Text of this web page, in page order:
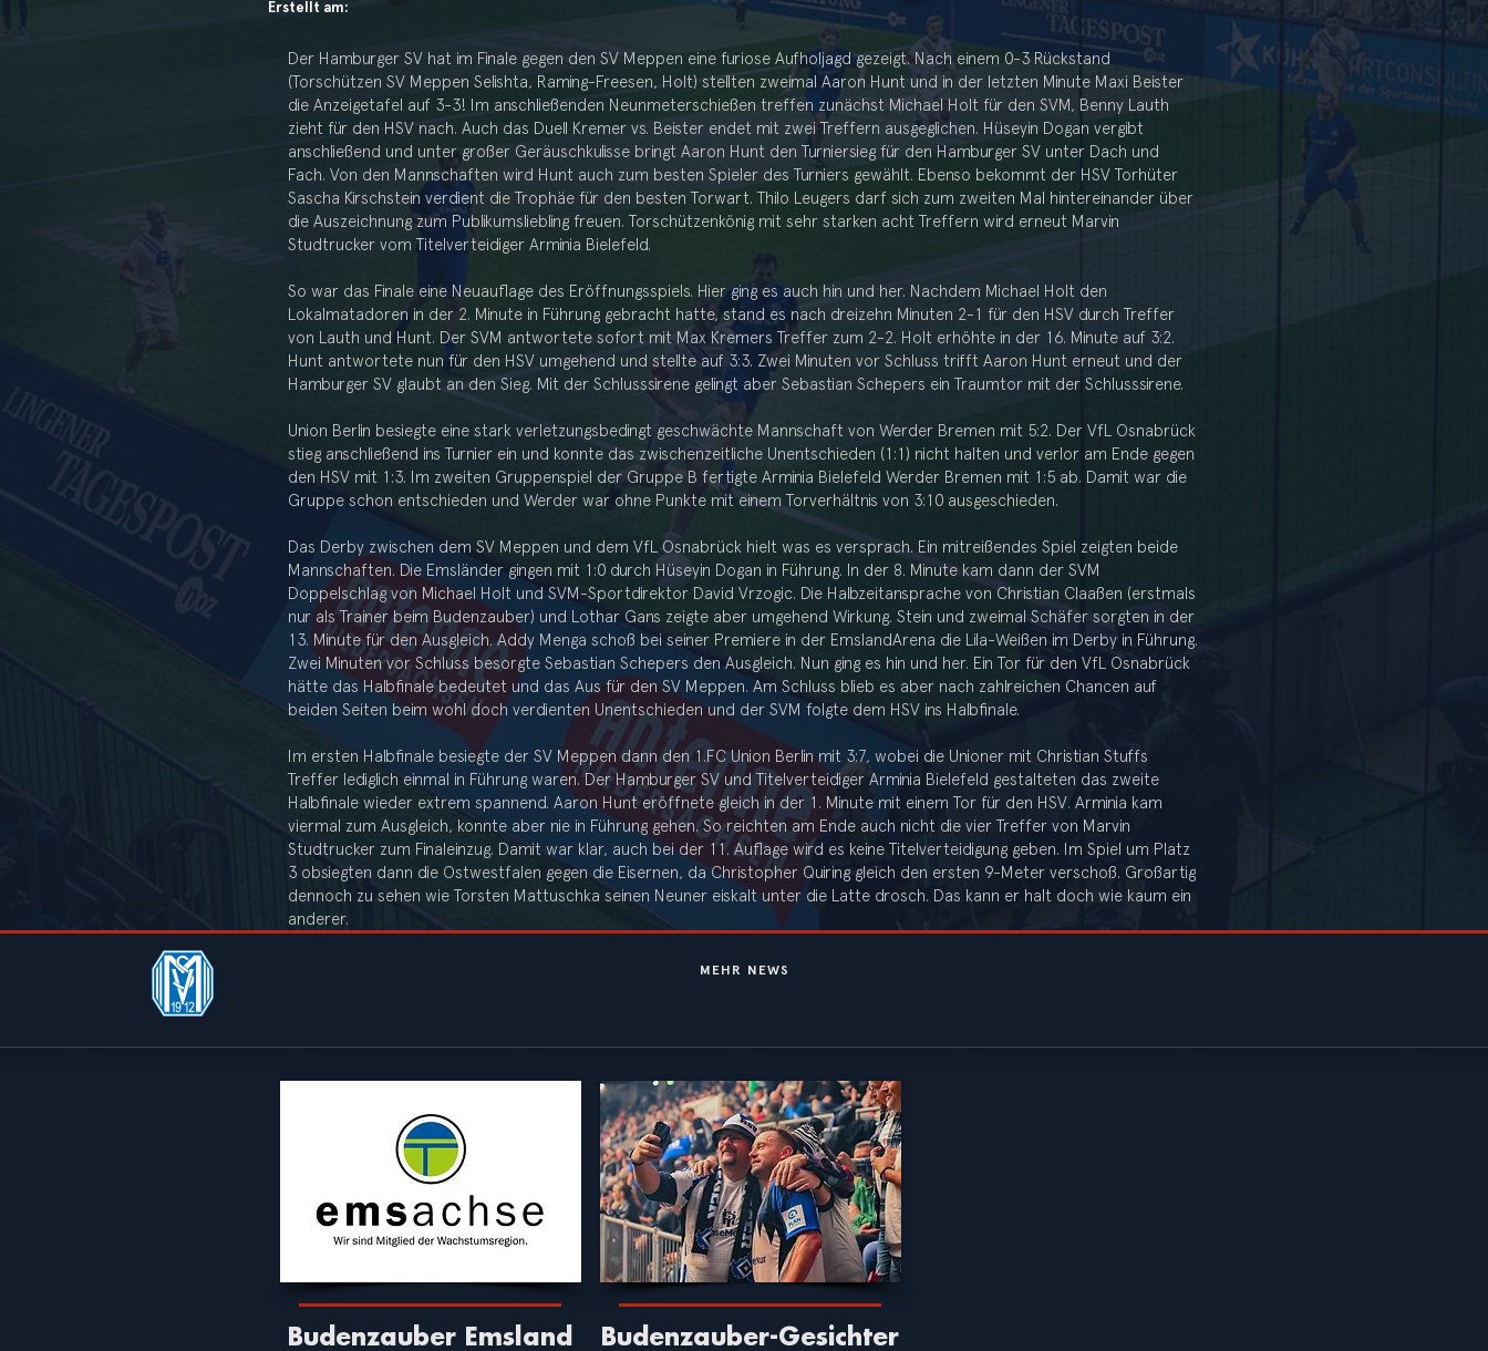
Erstellt am:
Der Hamburger SV hat im Finale gegen den SV Meppen eine furiose Aufholjagd gezeigt. Nach einem 0-3 Rückstand
(Torschützen SV Meppen Selishta, Raming-Freesen, Holt) stellten zweimal Aaron Hunt und in der letzten Minute Maxi Beister
die Anzeigetafel auf 3-3! Im anschließenden Neunmeterschießen treffen zunächst Michael Holt für den SVM, Benny Lauth
zieht für den HSV nach. Auch das Duell Kremer vs. Beister endet mit zwei Treffern ausgeglichen. Hüseyin Dogan vergibt
anschließend und unter großer Geräuschkulisse bringt Aaron Hunt den Turniersieg für den Hamburger SV unter Dach und
Fach. Von den Mannschaften wird Hunt auch zum besten Spieler des Turniers gewählt. Ebenso bekommt der HSV Torhüter
Sascha Kirschstein verdient die Trophäe für den besten Torwart. Thilo Leugers darf sich zum zweiten Mal hintereinander über
die Auszeichnung zum Publikumsliebling freuen. Torschützenkönig mit sehr starken acht Treffern wird erneut Marvin
Studtrucker vom Titelverteidiger Arminia Bielefeld.
So war das Finale eine Neuauflage des Eröffnungsspiels. Hier ging es auch hin und her. Nachdem Michael Holt den
Lokalmatadoren in der 2. Minute in Führung gebracht hatte, stand es nach dreizehn Minuten 2-1 für den HSV durch Treffer
von Lauth und Hunt. Der SVM antwortete sofort mit Max Kremers Treffer zum 2-2. Holt erhöhte in der 16. Minute auf 3:2.
Hunt antwortete nun für den HSV umgehend und stellte auf 3:3. Zwei Minuten vor Schluss trifft Aaron Hunt erneut und der
Hamburger SV glaubt an den Sieg. Mit der Schlusssirene gelingt aber Sebastian Schepers ein Traumtor mit der Schlusssirene.
Union Berlin besiegte eine stark verletzungsbedingt geschwächte Mannschaft von Werder Bremen mit 5:2. Der VfL Osnabrück
stieg anschließend ins Turnier ein und konnte das zwischenzeitliche Unentschieden (1:1) nicht halten und verlor am Ende gegen
den HSV mit 1:3. Im zweiten Gruppenspiel der Gruppe B fertigte Arminia Bielefeld Werder Bremen mit 1:5 ab. Damit war die
Gruppe schon entschieden und Werder war ohne Punkte mit einem Torverhältnis von 3:10 ausgeschieden.
Das Derby zwischen dem SV Meppen und dem VfL Osnabrück hielt was es versprach. Ein mitreißendes Spiel zeigten beide
Mannschaften. Die Emsländer gingen mit 1:0 durch Hüseyin Dogan in Führung. In der 8. Minute kam dann der SVM
Doppelschlag von Michael Holt und SVM-Sportdirektor David Vrzogic. Die Halbzeitansprache von Christian Claaßen (erstmals
nur als Trainer beim Budenzauber) und Lothar Gans zeigte aber umgehend Wirkung. Stein und zweimal Schäfer sorgten in der
13. Minute für den Ausgleich. Addy Menga schoß bei seiner Premiere in der EmslandArena die Lila-Weißen im Derby in Führung.
Zwei Minuten vor Schluss besorgte Sebastian Schepers den Ausgleich. Nun ging es hin und her. Ein Tor für den VfL Osnabrück
hätte das Halbfinale bedeutet und das Aus für den SV Meppen. Am Schluss blieb es aber nach zahlreichen Chancen auf
beiden Seiten beim wohl doch verdienten Unentschieden und der SVM folgte dem HSV ins Halbfinale.
Im ersten Halbfinale besiegte der SV Meppen dann den 1.FC Union Berlin mit 3:7, wobei die Unioner mit Christian Stuffs
Treffer lediglich einmal in Führung waren. Der Hamburger SV und Titelverteidiger Arminia Bielefeld gestalteten das zweite
Halbfinale wieder extrem spannend. Aaron Hunt eröffnete gleich in der 1. Minute mit einem Tor für den HSV. Arminia kam
viermal zum Ausgleich, konnte aber nie in Führung gehen. So reichten am Ende auch nicht die vier Treffer von Marvin
Studtrucker zum Finaleinzug. Damit war klar, auch bei der 11. Auflage wird es keine Titelverteidigung geben. Im Spiel um Platz
3 obsiegten dann die Ostwestfalen gegen die Eisernen, da Christopher Quiring gleich den ersten 9-Meter verschoß. Großartig
dennoch zu sehen wie Torsten Mattuschka seinen Neuner eiskalt unter die Latte drosch. Das kann er halt doch wie kaum ein
anderer.
MEHR NEWS
Budenzauber Emsland
Budenzauber-Gesichter